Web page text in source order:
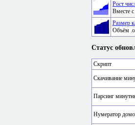
Рост
Вместе
Размер
Объём
Статус
Скрипт
Скачивание
Парсинг
Нумератор